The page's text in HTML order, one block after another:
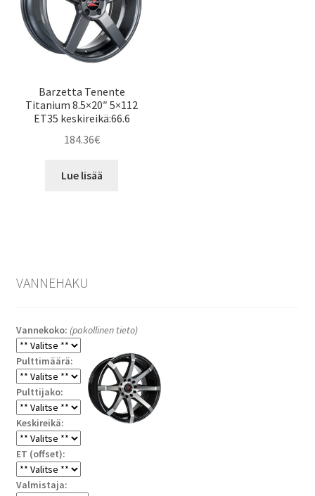
Barzetta Tenente
Titanium 8.5×20″ 5×112
ET35 keskireikä:66.6
184.36€
Lue lisää
VANNEHAKU
Vannekoko: (pakollinen tieto)
Pulttimäärä:
Pulttijako:
Keskireikä:
ET (offset):
Valmistaja: